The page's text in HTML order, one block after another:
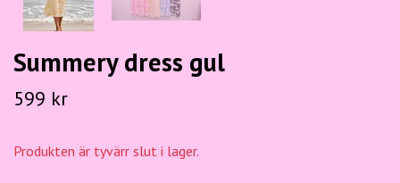
Summery dress gul
599 kr
Produkten är tyvärr slut i lager.